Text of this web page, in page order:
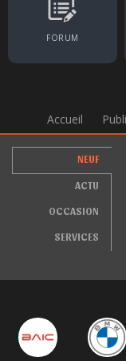
FORUM
Accueil
NEUF
ACTU
OCCASION
SERVICES